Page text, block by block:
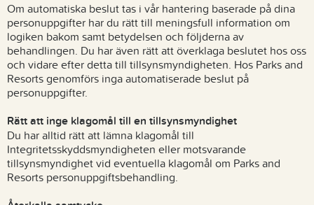
Om automatiska beslut tas i vår hantering baserade på dina
personuppgifter har du rätt till meningsfull information om
logiken bakom samt betydelsen och följderna av
behandlingen. Du har även rätt att överklaga beslutet hos oss
och vidare efter detta till tillsynsmyndigheten. Hos Parks and
Resorts genomförs inga automatiserade beslut på
personuppgifter.
Rätt att inge klagomål till en tillsynsmyndighet
Du har alltid rätt att lämna klagomål till
Integritetsskyddsmyndigheten eller motsvarande
tillsynsmyndighet vid eventuella klagomål om Parks and
Resorts personuppgiftsbehandling.